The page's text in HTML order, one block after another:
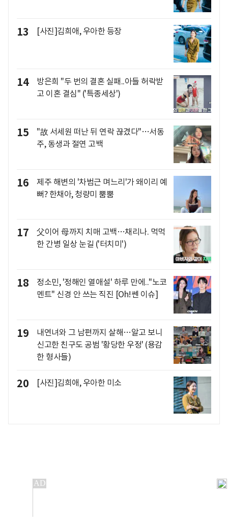
13 [사진]김희애, 우아한 등장
14
방은희 "두 번의 결혼 실패..아들 허락받
고 이혼 결심" ('특종세상')
15
"故 서세원 떠난 뒤 연락 끊겼다"…서동
주, 동생과 절연 고백
16
제주 해변의 '차범근 며느리'가 왜이리 예
뻐? 한채아, 청량미 뿜뿜
17
父이어 母까지 치매 고백…채리나. 먹먹
한 간병 일상 눈길 ('터치미')
18
정소민, '정해인 열애설' 하루 만에.."노코
멘트" 신경 안 쓰는 직진 [Oh!쎈 이슈]
19
내연녀와 그 남편까지 살해…알고 보니
신고한 친구도 공범 '황당한 우정' (용감
한 형사들)
20 [사진]김희애, 우아한 미소